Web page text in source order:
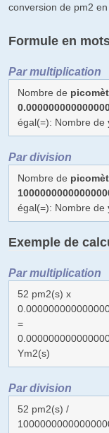
conversion de pm2 en
Formule en
Par multiplication
Nombre de
égal(=): Nombre de
Par division
Nombre de
égal(=): Nombre de
Exemple de
Par multiplication
52 pm2(s) x
=
Ym2(s)
Par division
52 pm2(s) /